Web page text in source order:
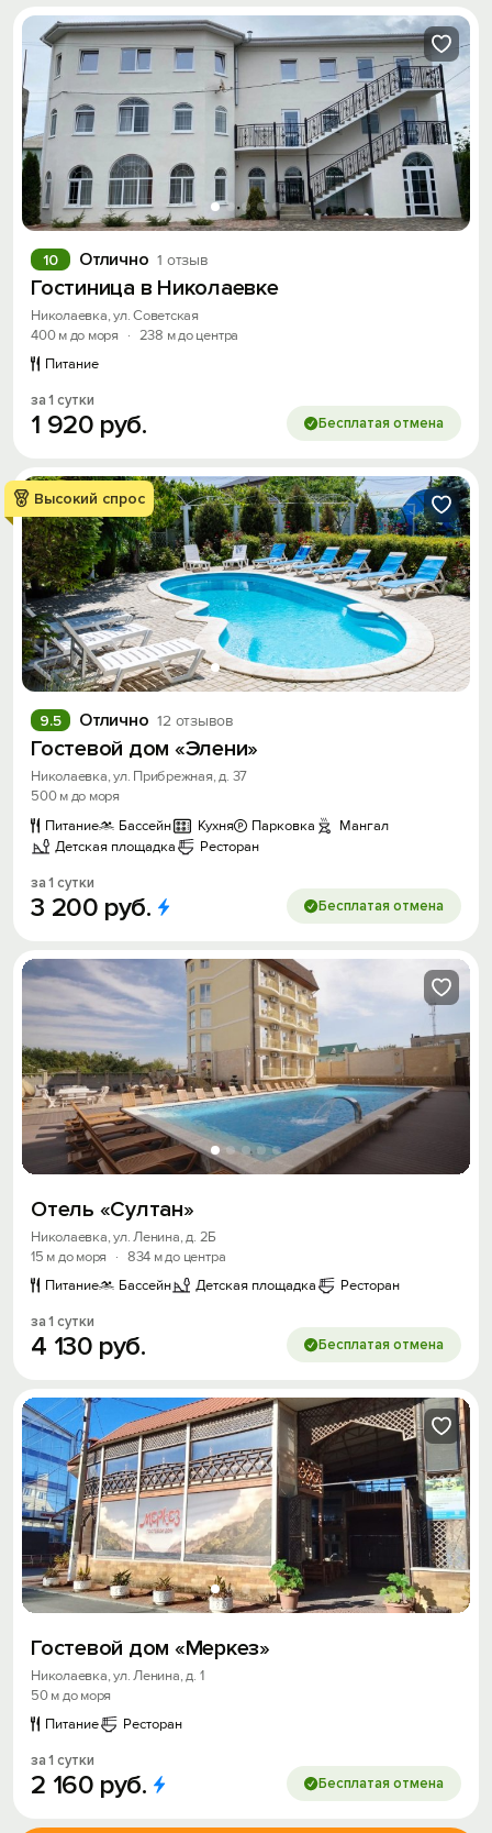
Отлично 1 отзыв
10
Гостиница в Николаевке
Николаевка, ул. Советская
400 м до моря
· 238 м до центра
Питание
за 1 сутки
1 920 руб. Бесплатая отмена
Высокий спрос
Отлично 12 отзывов
9.5
Гостевой дом «Элени»
Николаевка, ул. Прибрежная, д. 37
500 м до моря
Питание
Бассейн Кухня Парковка
Мангал
Детская площадка
Ресторан
за 1 сутки
3 200 руб. Бесплатая отмена
Отель «Султан»
Николаевка, ул. Ленина, д. 2Б
15 м до моря
· 834 м до центра
Питание
Бассейн Детская площадка Ресторан
за 1 сутки
4 130 руб. Бесплатая отмена
Гостевой дом «Меркез»
Николаевка, ул. Ленина, д. 1
50 м до моря
Питание
Ресторан
за 1 сутки
2 160 руб. Бесплатая отмена